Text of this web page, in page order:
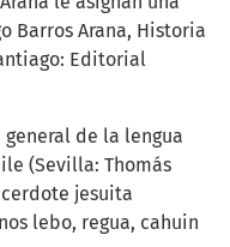
Barros Arana, Historia
Editorial
de la lengua
(Sevilla: Thomás
jesuita
lebo, regua, cahuin